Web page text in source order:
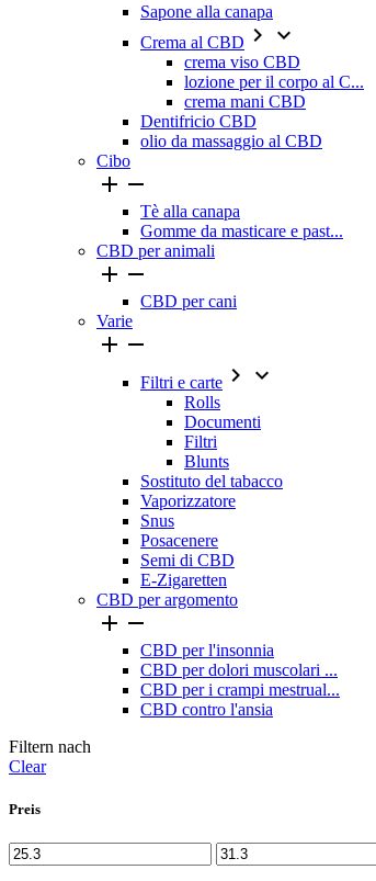
Sapone alla canapa
Crema al CBD  
crema viso CBD
lozione per il corpo al C...
crema mani CBD
Dentifricio CBD
olio da massaggio al CBD
Cibo
 
Tè alla canapa
Gomme da masticare e past...
CBD per animali
 
CBD per cani
Varie
 
Filtri e carte  
Rolls
Documenti
Filtri
Blunts
Sostituto del tabacco
Vaporizzatore
Snus
Posacenere
Semi di CBD
E-Zigaretten
CBD per argomento
 
CBD per l'insonnia
CBD per dolori muscolari ...
CBD per i crampi mestrual...
CBD contro l'ansia
Filtern nach
Clear
Preis